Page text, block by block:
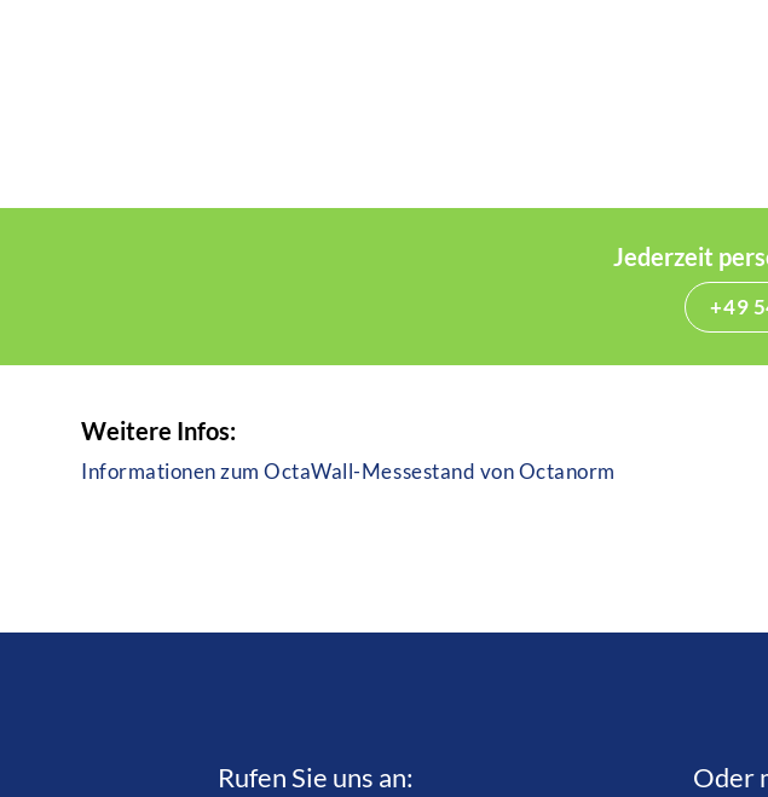
Jederzeit
+49
Weitere Infos:
Informationen zum OctaWall-Messestand von Octanorm
Rufen Sie uns an:­
Oder